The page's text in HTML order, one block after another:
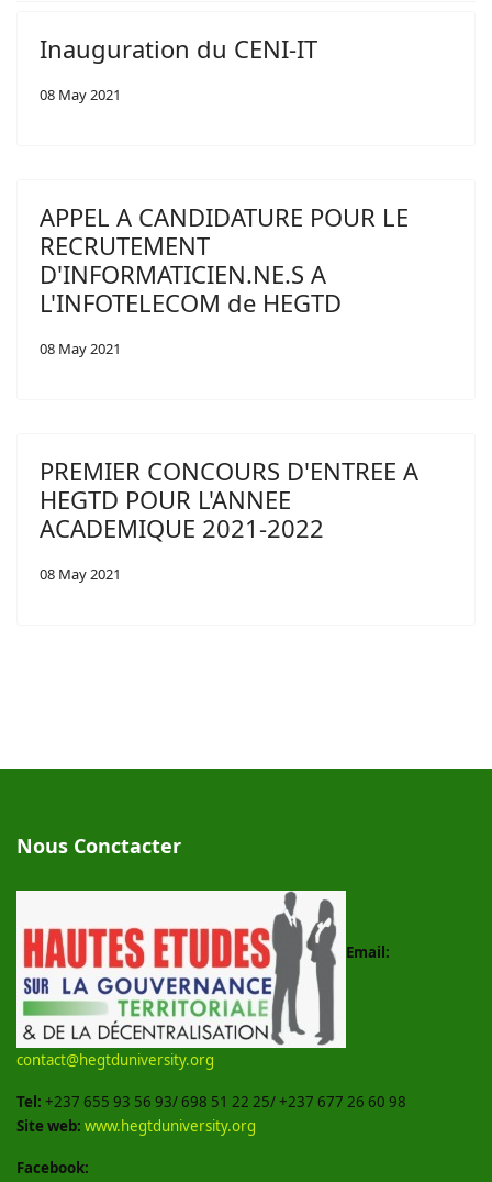
Inauguration du CENI-IT
08 May 2021
APPEL A CANDIDATURE POUR LE
RECRUTEMENT
D'INFORMATICIEN.NE.S A
L'INFOTELECOM de HEGTD
08 May 2021
PREMIER CONCOURS D'ENTREE A
HEGTD POUR L'ANNEE
ACADEMIQUE 2021-2022
08 May 2021
Nous Conctacter
Email:
contact@hegtduniversity.org
Tel: +237 655 93 56 93/ 698 51 22 25/ +237 677 26 60 98
Site web: www.hegtduniversity.org
Facebook: